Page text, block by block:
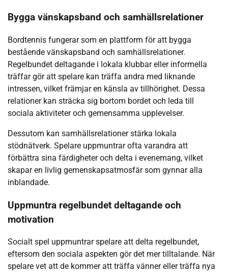
Bygga vänskapsband och samhällsrelationer
Bordtennis fungerar som en plattform för att bygga
bestående vänskapsband och samhällsrelationer.
Regelbundet deltagande i lokala klubbar eller informella
träffar gör att spelare kan träffa andra med liknande
intressen, vilket främjar en känsla av tillhörighet. Dessa
relationer kan sträcka sig bortom bordet och leda till
sociala aktiviteter och gemensamma upplevelser.
Dessutom kan samhällsrelationer stärka lokala
stödnätverk. Spelare uppmuntrar ofta varandra att
förbättra sina färdigheter och delta i evenemang, vilket
skapar en livlig gemenskapsatmosfär som gynnar alla
inblandade.
Uppmuntra regelbundet deltagande och
motivation
Socialt spel uppmuntrar spelare att delta regelbundet,
eftersom den sociala aspekten gör det mer tilltalande. När
spelare vet att de kommer att träffa vänner eller träffa nya